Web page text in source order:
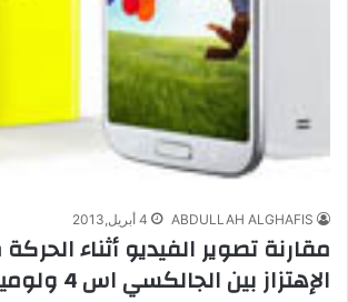
ABDULLAH ALGHAFIS 4 أبريل,2013
مقارنة تصوير الفيديو أثناء
الإهتزاز بين الجالكسي اس 4 ولوميا 920